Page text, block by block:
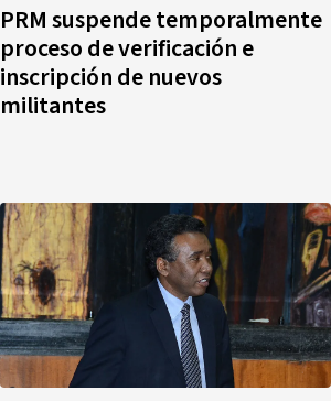
PRM suspende temporalmente
proceso de verificación e
inscripción de nuevos
militantes